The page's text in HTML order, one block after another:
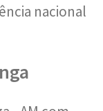
nacional